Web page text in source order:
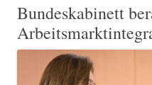
Bundeskabinett